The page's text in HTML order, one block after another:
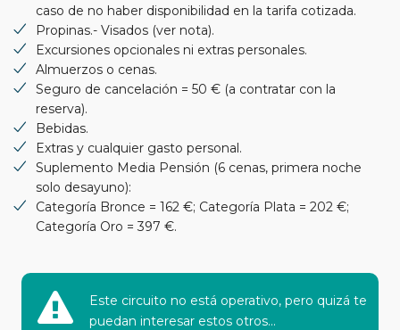
caso de no haber disponibilidad en la tarifa cotizada.
Propinas.- Visados (ver nota).
Excursiones opcionales ni extras personales.
Almuerzos o cenas.
Seguro de cancelación = 50 € (a contratar con la
reserva).
Bebidas.
Extras y cualquier gasto personal.
Suplemento Media Pensión (6 cenas, primera noche
solo desayuno):
Categoría Bronce = 162 €; Categoría Plata = 202 €;
Categoría Oro = 397 €.
Este circuito no está operativo, pero quizá te
puedan interesar estos otros...